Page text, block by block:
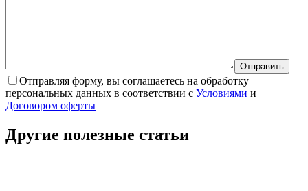
Отправляя форму, вы соглашаетесь на обработку
персональных данных в соответствии с Условиями и
Договором оферты
Другие полезные статьи